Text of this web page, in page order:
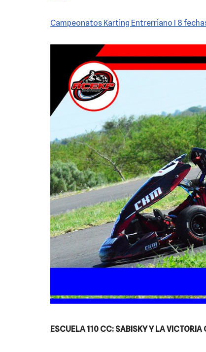
Campeonatos Karting Entrerriano I 8
ESCUELA 110 CC: SABISKY Y LA VICTORIA